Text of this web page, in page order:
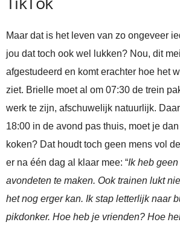
Maar dat is het leven van zo ongeveer
jou dat toch ook wel lukken? Nou, dit
afgestudeerd en komt erachter hoe het
ziet. Brielle moet al om 07:30 de trein
werk te zijn, afschuwelijk natuurlijk.
18:00 in de avond pas thuis, moet je
koken? Dat houdt toch geen mens vol
er na één dag al klaar mee: “Ik heb
avondeten te maken. Ook trainen lukt
het nog erger kan. Ik stap letterlijk naar
pikdonker. Hoe heb je vrienden? Hoe